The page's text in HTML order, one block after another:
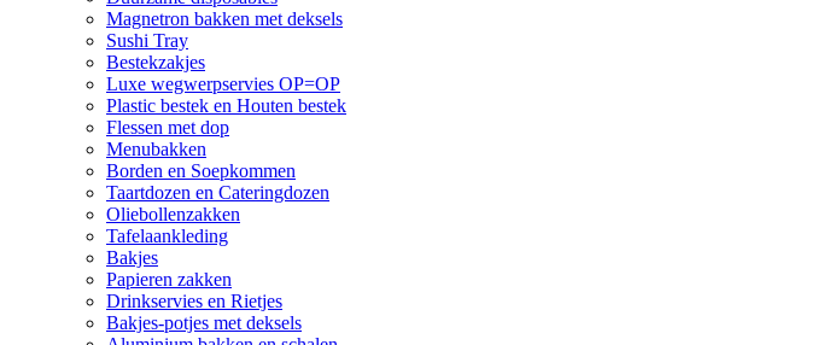
Magnetron bakken met deksels
Sushi Tray
Bestekzakjes
Luxe wegwerpservies OP=OP
Plastic bestek en Houten bestek
Flessen met dop
Menubakken
Borden en Soepkommen
Taartdozen en Cateringdozen
Oliebollenzakken
Tafelaankleding
Bakjes
Papieren zakken
Drinkservies en Rietjes
Bakjes-potjes met deksels